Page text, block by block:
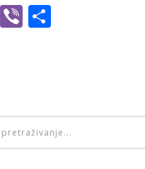
WhatsApp
Viber